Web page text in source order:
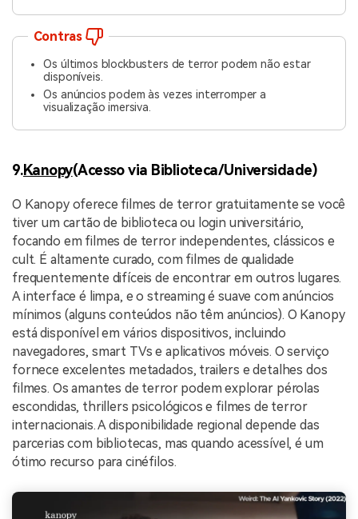
Contras
Os últimos blockbusters de terror podem não estar
disponíveis.
Os anúncios podem às vezes interromper a
visualização imersiva.
9.Kanopy(Acesso via Biblioteca/Universidade)
O Kanopy oferece filmes de terror gratuitamente se você
tiver um cartão de biblioteca ou login universitário,
focando em filmes de terror independentes, clássicos e
cult. É altamente curado, com filmes de qualidade
frequentemente difíceis de encontrar em outros lugares.
A interface é limpa, e o streaming é suave com anúncios
mínimos (alguns conteúdos não têm anúncios). O Kanopy
está disponível em vários dispositivos, incluindo
navegadores, smart TVs e aplicativos móveis. O serviço
fornece excelentes metadados, trailers e detalhes dos
filmes. Os amantes de terror podem explorar pérolas
escondidas, thrillers psicológicos e filmes de terror
internacionais. A disponibilidade regional depende das
parcerias com bibliotecas, mas quando acessível, é um
ótimo recurso para cinéfilos.